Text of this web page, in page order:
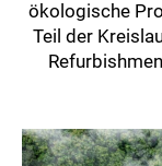
ökologische
Teil der